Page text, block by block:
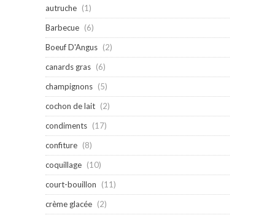
autruche (1)
Barbecue (6)
Boeuf D'Angus (2)
canards gras (6)
champignons (5)
cochon de lait (2)
condiments (17)
confiture (8)
coquillage (10)
court-bouillon
(11)
crème glacée (2)